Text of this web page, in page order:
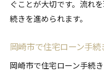
ぐことが大切です。流れ
続きを進められます。
岡崎市で住宅ローン手
岡崎市で住宅ローン手続